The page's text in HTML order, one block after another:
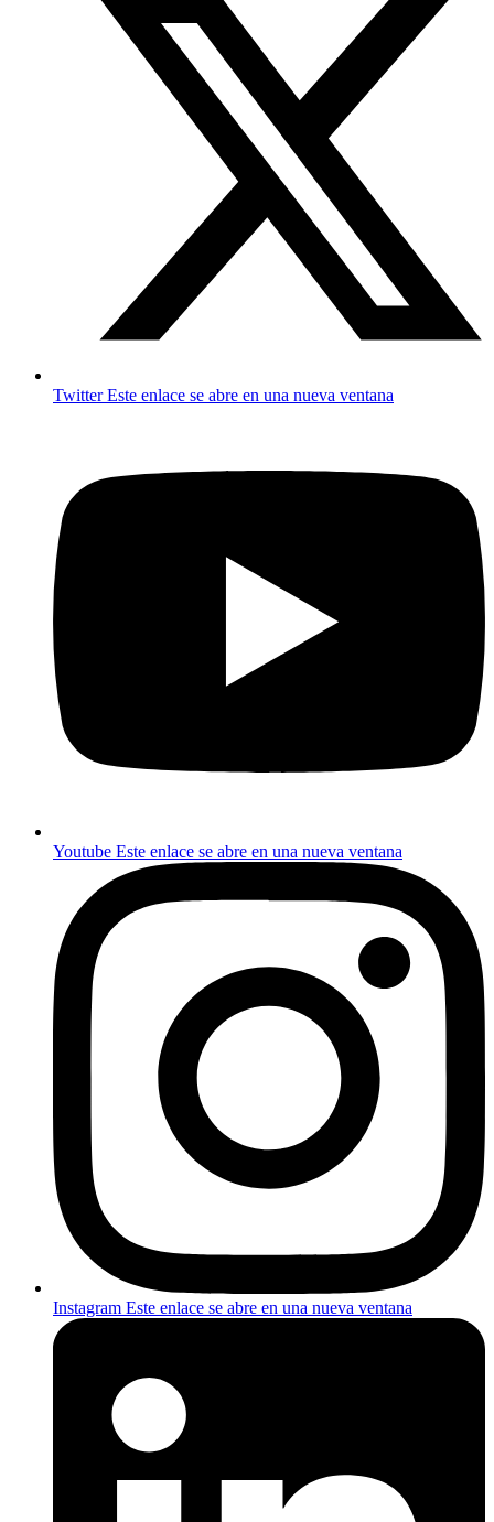
TwitterEste enlace se abre en una nueva ventana
Youtube Este enlace se abre en una nueva ventana
Instagram Este enlace se abre en una nueva ventana